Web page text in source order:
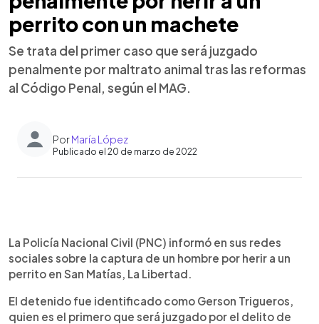
perrito con un machete
Se trata del primer caso que será juzgado
penalmente por maltrato animal tras las reformas
al Código Penal, según el MAG.
PorMaría López
Publicado el 20 de marzo de 2022
► Escuchar artículo
La Policía Nacional Civil (PNC) informó en sus redes
sociales sobre la captura de un hombre por herir a un
perrito en San Matías, La Libertad.
El detenido fue identificado como Gerson Trigueros,
quien es el primero que será juzgado por el delito de